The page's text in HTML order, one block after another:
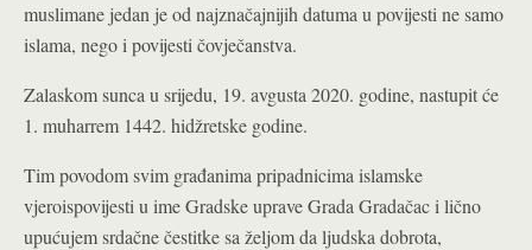
muslimane jedan je od najznačajnijih datuma u povijesti ne samo
islama, nego i povijesti čovječanstva.
Zalaskom sunca u srijedu, 19. avgusta 2020. godine, nastupit će
1. muharrem 1442. hidžretske godine.
Tim povodom svim građanima pripadnicima islamske
vjeroispovijesti u ime Gradske uprave Grada Gradačac i lično
upućujem srdačne čestitke sa željom da ljudska dobrota,